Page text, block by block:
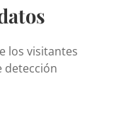
los visitantes
detección